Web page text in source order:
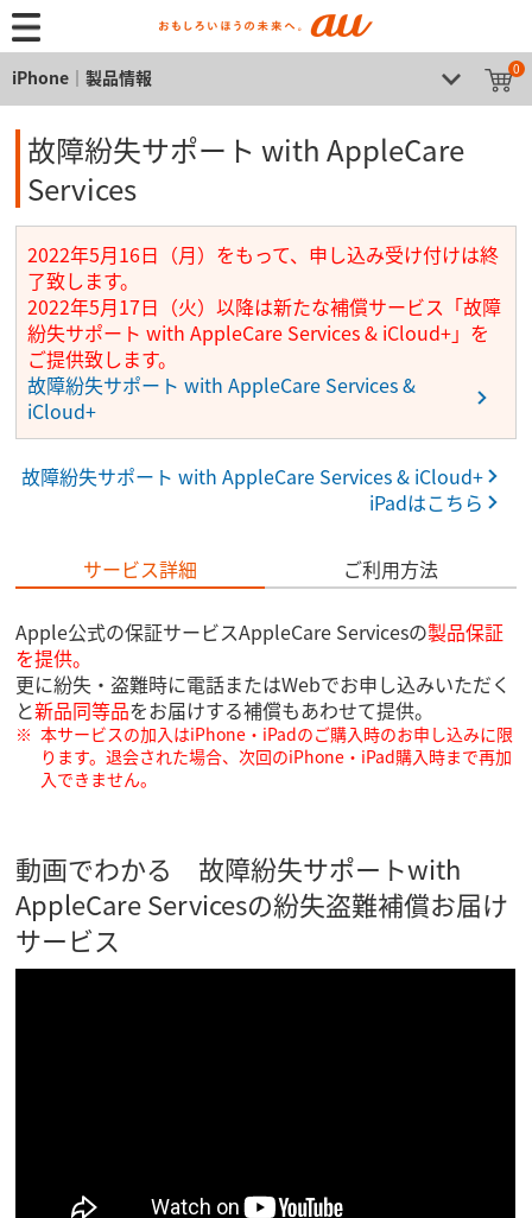
iPhone│製品情報 0
故障紛失サポート with AppleCare
Services
2022年5月16日（月）をもって、申し込み受け付けは終
了致します。
2022年5月17日（火）以降は新たな補償サービス「故障
紛失サポート with AppleCare Services & iCloud+」を
ご提供致します。
故障紛失サポート with AppleCare Services &
iCloud+
故障紛失サポート with AppleCare Services & iCloud+
iPadはこちら
サービス詳細 ご利用方法
Apple公式の保証サービスAppleCare Servicesの製品保証
を提供。
更に紛失・盗難時に電話またはWebでお申し込みいただく
と新品同等品をお届けする補償もあわせて提供。
本サービスの加入はiPhone・iPadのご購入時のお申し込みに限
ります。退会された場合、次回のiPhone・iPad購入時まで再加
入できません。
動画でわかる 故障紛失サポートwith
AppleCare Servicesの紛失盗難補償お届け
サービス